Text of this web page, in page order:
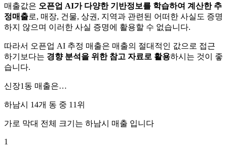
매출값은 오픈업 AI가 다양한 기반정보를 학습하여 계산한 추
정매출로, 매장, 건물, 상권, 지역과 관련된 어떠한 사실도 증명
하지 않으며 이러한 사실 증명에 활용할 수 없습니다.
따라서 오픈업 AI 추정 매출은 매출의 절대적인 값으로 접근
하기보다는 경향 분석을 위한 참고 자료로 활용하시는 것이 좋
습니다.
신장1동 매출은…
하남시 14개 동 중 11위
가로 막대 전체 크기는 하남시 매출 입니다
1